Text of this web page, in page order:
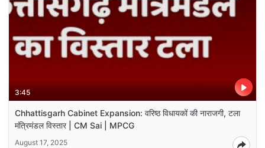
3:45
Chhattisgarh Cabinet Expansion: वरिष्ठ विधायकों की नाराजगी, टला
मंत्रिमंडल विस्तार | CM Sai | MPCG
August 17, 2025